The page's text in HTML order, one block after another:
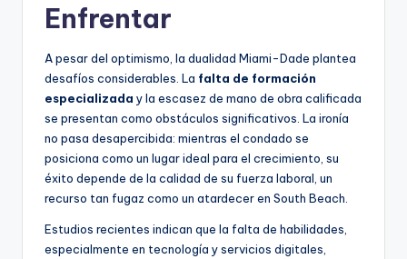
Enfrentar
A pesar del optimismo, la dualidad Miami-Dade plantea
desafíos considerables. La falta de formación
especializada y la escasez de mano de obra calificada
se presentan como obstáculos significativos. La ironía
no pasa desapercibida: mientras el condado se
posiciona como un lugar ideal para el crecimiento, su
éxito depende de la calidad de su fuerza laboral, un
recurso tan fugaz como un atardecer en South Beach.
Estudios recientes indican que la falta de habilidades,
especialmente en tecnología y servicios digitales,